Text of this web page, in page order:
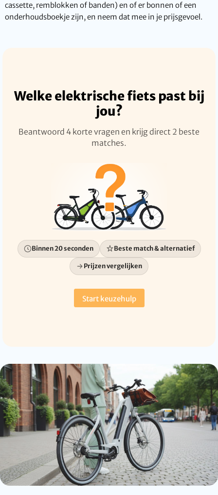
cassette, remblokken of banden) en of er bonnen of een
onderhoudsboekje zijn, en neem dat mee in je prijsgevoel.
Welke elektrische fiets past bij
jou?
Beantwoord 4 korte vragen en krijg direct 2 beste
matches.
Binnen 20 seconden Beste match & alternatief
Prijzen vergelijken
Start keuzehulp